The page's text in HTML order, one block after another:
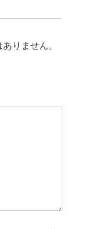
りません。